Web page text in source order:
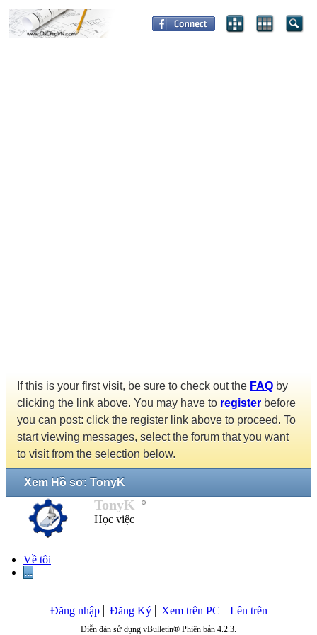
If this is your first visit, be sure to check out the FAQ by
clicking the link above. You may have to register before
you can post: click the register link above to proceed. To
start viewing messages, select the forum that you want
to visit from the selection below.
Xem Hồ sơ: TonyK
TonyK
Học việc
Về tôi
...
Đăng nhập Đăng Ký Xem trên PC Lên trên
Diễn đàn sử dụng vBulletin® Phiên bản 4.2.3.